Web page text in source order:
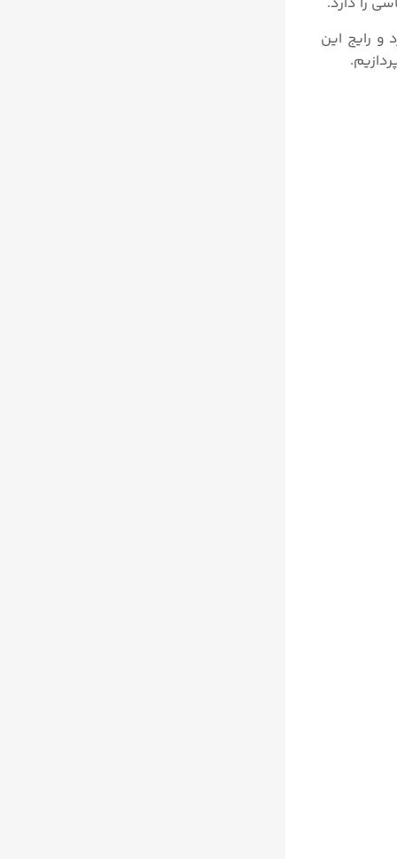
و رایج این